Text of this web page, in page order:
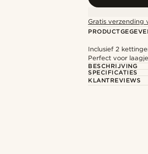
Gratis verzending
Inclusief 2
Perfect voor
BESCHRIJVING
SPECIFICATIES
KLANTREVIEWS